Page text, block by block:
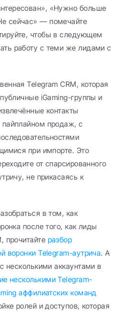
«Нужно больше
сейчас» — помечайте
чтобы в следующем
работу с теми же лидами с
Telegram CRM, которая
iGaming-группы и
контакты
продаж, с
при импорте. Это
от спарсированного
не прикасаясь к
в том, как
после того, как лиды
прочитайте разбор
воронки Telegram-аутрича. А
несколькими аккаунтами в
несколькими Telegram-
аффилиатских команд
ролей и доступов, которая